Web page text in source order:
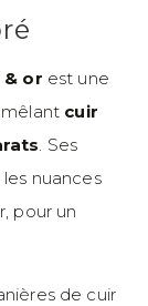
& or est une
cuir
. Ses
nuances
pour un
de cuir